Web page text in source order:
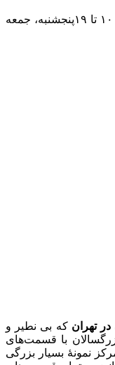
ساعات کاری: شنبه تا چهارشنبه از ساعت ۱۰ تا ۱۹پنجشنبه، جمعه
در تهرانکه بی نطیر و
با قسمت‌های
نمونۀ بسیار بزرگی